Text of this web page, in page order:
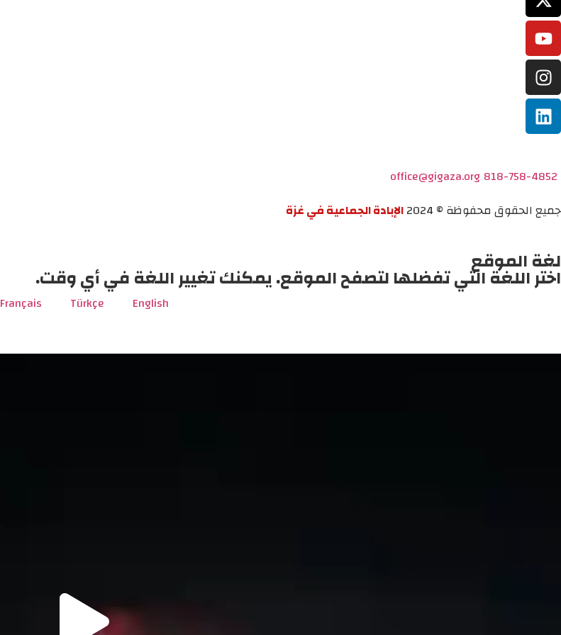
818-758-4852
office@gigaza.org
جميع الحقوق محفوظة © 2024
الإبادة الجماعية في غزة
لغة الموقع
اختر اللغة التي تفضلها لتصفح الموقع. يمكنك تغيير اللغة في أي وقت.
English
Türkçe
Français